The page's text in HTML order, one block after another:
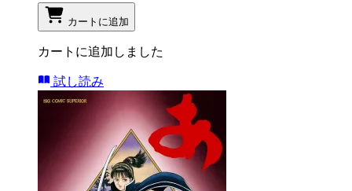
カートに追加
カートに追加しました
試し読み